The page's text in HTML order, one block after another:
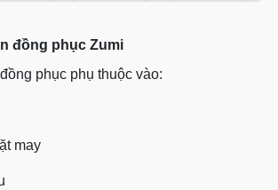
đồng phục Zumi
phục phụ thuộc vào:
may